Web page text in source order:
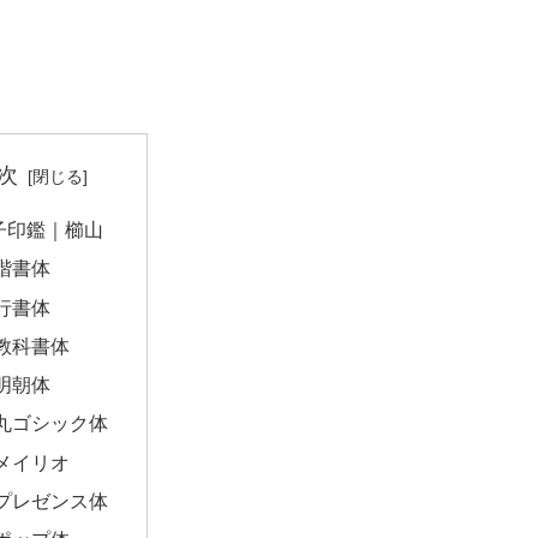
印鑑｜櫛山
書体
書体
科書体
朝体
ゴシック体
イリオ
レゼンス体